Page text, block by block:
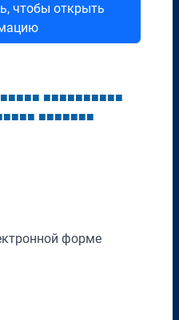
чтобы открыть
■■■■■ ■■■■■■■■■■
■■■■ ■■■■■■■
форме